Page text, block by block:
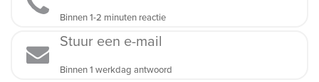
Binnen 1-2 minuten reactie
Stuur een e-mail
Binnen 1 werkdag antwoord